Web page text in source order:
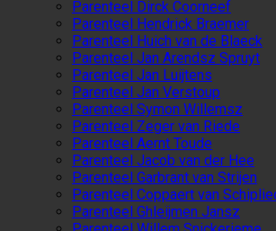
Parenteel Dirck Coorneef
Parenteel Hendrick Braemer
Parenteel Huich van de Blaeck
Parenteel Jan Arendsz Spruyt
Parenteel Jan Luijtens
Parenteel Jan Verstoup
Parenteel Symon Willemsz
Parenteel Zeger van Riede
Parenteel Aernt Toude
Parenteel Jacob van der Hee
Parenteel Garbrant van Strijen
Parenteel Coppaert van
Parenteel Ghleijmen Jansz